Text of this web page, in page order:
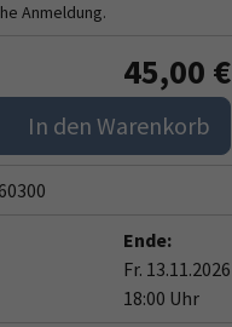
Anmeldung.
45,00 €
In den Warenkorb
Ende:
Fr. 13.11.2026
18:00 Uhr